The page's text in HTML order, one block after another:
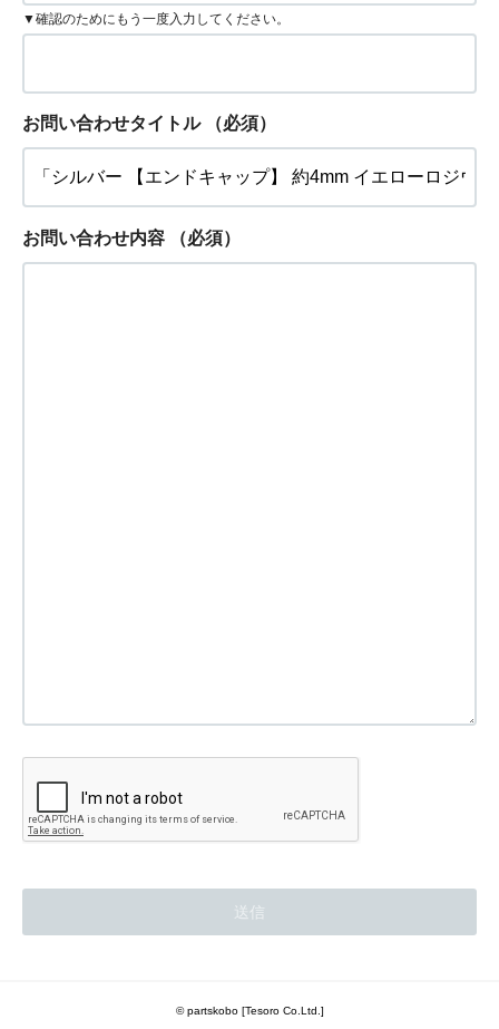
▼確認のためにもう一度入力してください。
お問い合わせタイトル （必須）
お問い合わせ内容 （必須）
© partskobo [Tesoro Co.Ltd.]